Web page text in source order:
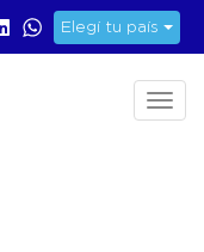
Elegí tu país